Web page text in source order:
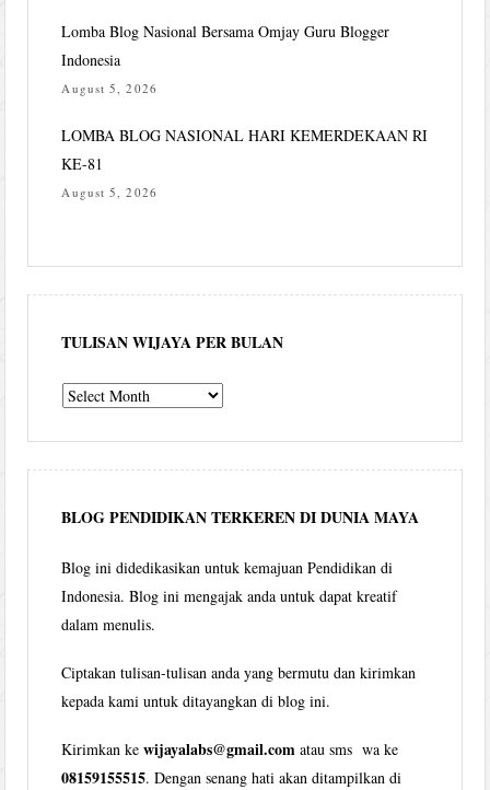
Lomba Blog Nasional Bersama Omjay Guru Blogger
Indonesia
August 5, 2026
LOMBA BLOG NASIONAL HARI KEMERDEKAAN RI
KE-81
August 5, 2026
TULISAN WIJAYA PER BULAN
Tulisan
per
bulan
BLOG PENDIDIKAN TERKEREN DI DUNIA MAYA
Blog ini didedikasikan untuk kemajuan Pendidikan di
Indonesia. Blog ini mengajak anda untuk dapat kreatif
dalam menulis.
Ciptakan tulisan-tulisan anda yang bermutu dan kirimkan
kepada kami untuk ditayangkan di blog ini.
Kirimkan kewijayalabs@gmail.com atau sms wa ke
08159155515. Dengan senang hati akan ditampilkan di